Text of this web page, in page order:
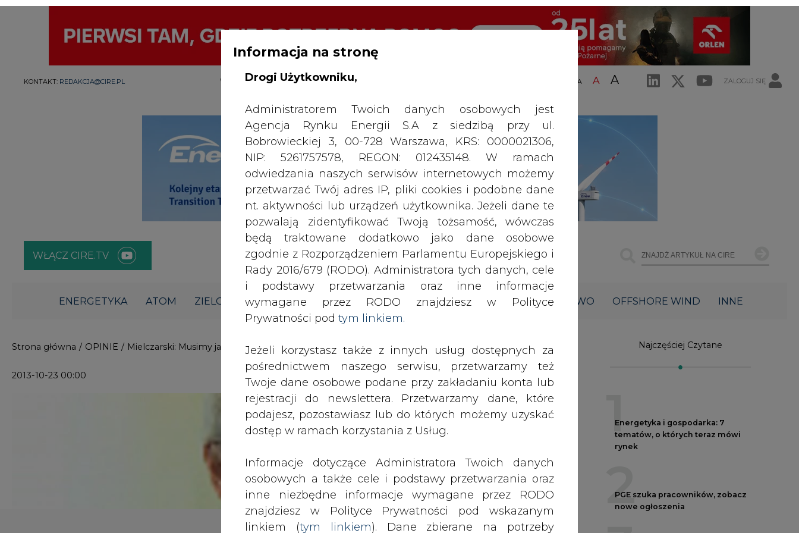
WYDAWCA PORTALU: A A
WŁĄCZ CIRE.TV
ENERGETYKA ATOM ZIELONA GOSPODARKA ZMIANY KADROWE NA RYNKU CIEPŁOWNICTWO OFFSHORE WIND INNE
Informacja na stronę
Drogi Użytkowniku,
Administratorem Twoich danych osobowych jest
Agencja Rynku Energii S.A z siedzibą przy ul.
Bobrowieckiej 3, 00-728 Warszawa, KRS: 0000021306,
NIP: 5261757578, REGON: 012435148. W ramach
odwiedzania naszych serwisów internetowych możemy
przetwarzać Twój adres IP, pliki cookies i podobne dane
nt. aktywności lub urządzeń użytkownika. Jeżeli dane te
pozwalają zidentyfikować Twoją tożsamość, wówczas
będą traktowane dodatkowo jako dane osobowe
zgodnie z Rozporządzeniem Parlamentu Europejskiego i
Rady 2016/679 (RODO). Administratora tych danych, cele
i podstawy przetwarzania oraz inne informacje
wymagane przez RODO znajdziesz w Polityce
Prywatności pod tym linkiem.
Jeżeli korzystasz także z innych usług dostępnych za
pośrednictwem naszego serwisu, przetwarzamy też
Twoje dane osobowe podane przy zakładaniu konta lub
rejestracji do newslettera. Przetwarzamy dane, które
podajesz, pozostawiasz lub do których możemy uzyskać
dostęp w ramach korzystania z Usług.
Informacje dotyczące Administratora Twoich danych
osobowych a także cele i podstawy przetwarzania oraz
inne niezbędne informacje wymagane przez RODO
znajdziesz w Polityce Prywatności pod wskazanym
linkiem (tym linkiem ). Dane zbierane na potrzeby
Strona główna / OPINIE / Mielczarski: Musimy jak najszybciej wprowadzić mechanizmy wsparcia elektroenergetyki
drukuj skomentuj udostępnij:
Najczęściej Czytane
1tematów, o których teraz mówi
2
nowe ogłoszenia